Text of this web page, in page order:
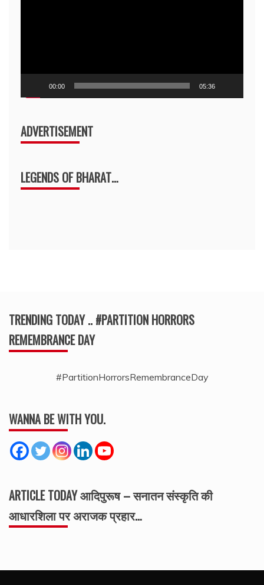
00:00 05:36
ADVERTISEMENT
LEGENDS OF BHARAT…
TRENDING TODAY .. #PARTITION HORRORS
REMEMBRANCE DAY
#PartitionHorrorsRemembranceDay
WANNA BE WITH YOU.
ARTICLE TODAY आदिपुरूष – सनातन संस्कृति की
आधारशिला पर अराजक प्रहार…